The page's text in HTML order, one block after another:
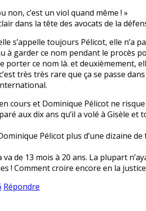
non, c’est un viol quand même ! »
dans la tête des avocats de la
s’appelle toujours Pélicot, elle n’a
à garder ce nom pendant le
porter ce nom là. et deuxièmement,
très très rare que ça se passe
cours et Dominique Pélicot ne
aux dix ans qu’il a volé à Gisèle
Pélicot plus d’une dizaine
de 13 mois à 20 ans. La plupart
! Comment croire encore en la
Répondre